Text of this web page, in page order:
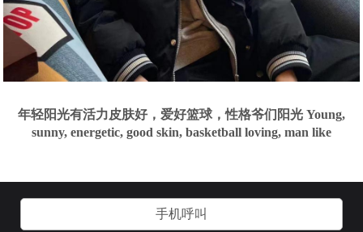
年轻阳光有活力皮肤好，爱好篮球，性格爷们阳光 Young,
sunny, energetic, good skin, basketball loving, man like
手机呼叫